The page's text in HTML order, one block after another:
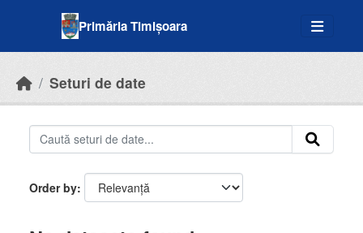
Primăria Timișoara
Seturi de date
Order by